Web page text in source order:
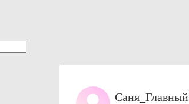
Саня_Главный